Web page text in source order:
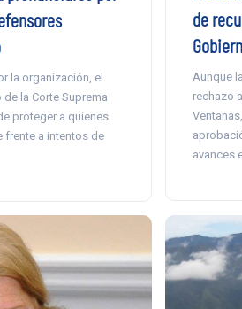
la organización, el
la Corte Suprema
proteger a quienes
frente a intentos de
de
Aunque
rechazo
avances